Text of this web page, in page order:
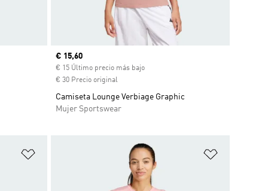
Precio actual
€ 15,60
€ 15 Último precio más bajo
€ 30 Precio original
Camiseta Lounge Verbiage Graphic
Mujer Sportswear
Añadir a la lista de deseos